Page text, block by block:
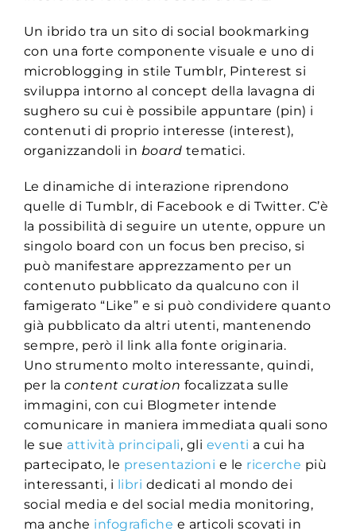
Un ibrido tra un sito di social bookmarking
con una forte componente visuale e uno di
microblogging in stile Tumblr, Pinterest si
sviluppa intorno al concept della lavagna di
sughero su cui è possibile appuntare (pin) i
contenuti di proprio interesse (interest),
organizzandoli in board tematici.
Le dinamiche di interazione riprendono
quelle di Tumblr, di Facebook e di Twitter. C’è
la possibilità di seguire un utente, oppure un
singolo board con un focus ben preciso, si
può manifestare apprezzamento per un
contenuto pubblicato da qualcuno con il
famigerato “Like” e si può condividere quanto
già pubblicato da altri utenti, mantenendo
sempre, però il link alla fonte originaria.
Uno strumento molto interessante, quindi,
per lacontent curation focalizzata sulle
immagini, con cui Blogmeter intende
comunicare in maniera immediata quali sono
le sue attività principali, gli eventi a cui ha
partecipato, le presentazioni e le ricerche più
interessanti, i libri dedicati al mondo dei
social media e del social media monitoring,
ma anche infografiche e articoli scovati in